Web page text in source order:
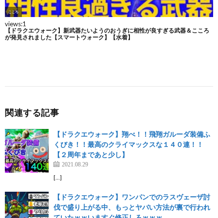
関連する記事
【ドラクエウォーク】翔べ！！飛翔ガルーダ装備ふ
くびき！！最高のクライマックスな１４０連！！
【２周年まであと少し】
2021.08.29
[…]
【ドラクエウォーク】ワンパンでのラスヴェーザ討
伐で盛り上がる中、もっとヤバい方法が裏で行われ